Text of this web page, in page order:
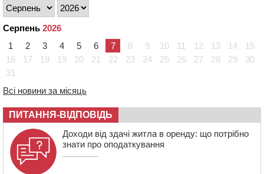
пацієнтці замінили аортальний клапан
16:00 У Черкаському онкоцентрі встановили сонячну
електростанцію за понад пів мільйона гривень
15:30
У Київській області прощаються з полеглим на
фронті жителем Монастирищини
вирізані дерева потерпають від спеки: Бондаренко
Серпень 2026
1
2 3 4 5 6 7 8 9 10 11 12 13 14
15
16
17 18 19 20 21 22 23 24 25 26 27 28 29
30
31
Всі новини за місяць
ПИТАННЯ-ВІДПОВІДЬ
Доходи від здачі житла в оренду: що потрібно
знати про оподаткування